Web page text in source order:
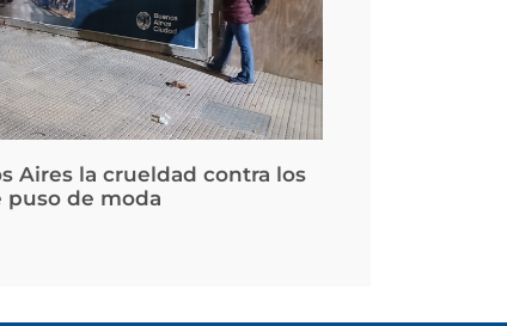
Aires la crueldad contra los
puso de moda